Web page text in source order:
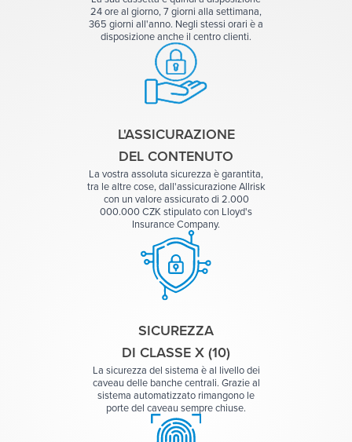
24 ore al giorno, 7 giorni alla settimana,
365 giorni all'anno. Negli stessi orari è a
disposizione anche il centro clienti.
L'ASSICURAZIONE
DEL CONTENUTO
La vostra assoluta sicurezza è garantita,
tra le altre cose, dall'assicurazione Allrisk
con un valore assicurato di 2.000‍
000.000 CZK stipulato con Lloyd's
Insurance Company.
SICUREZZA
DI CLASSE X (10)
La sicurezza del sistema è al livello dei
caveau delle banche centrali. Grazie al
sistema automatizzato rimangono le
porte del caveau sempre chiuse.